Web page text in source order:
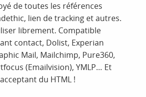
de toutes les références
lien de tracking et autres.
librement. Compatible
contact, Dolist, Experian
Mail, Mailchimp, Pure360,
(Emailvision), YMLP… Et
du HTML !